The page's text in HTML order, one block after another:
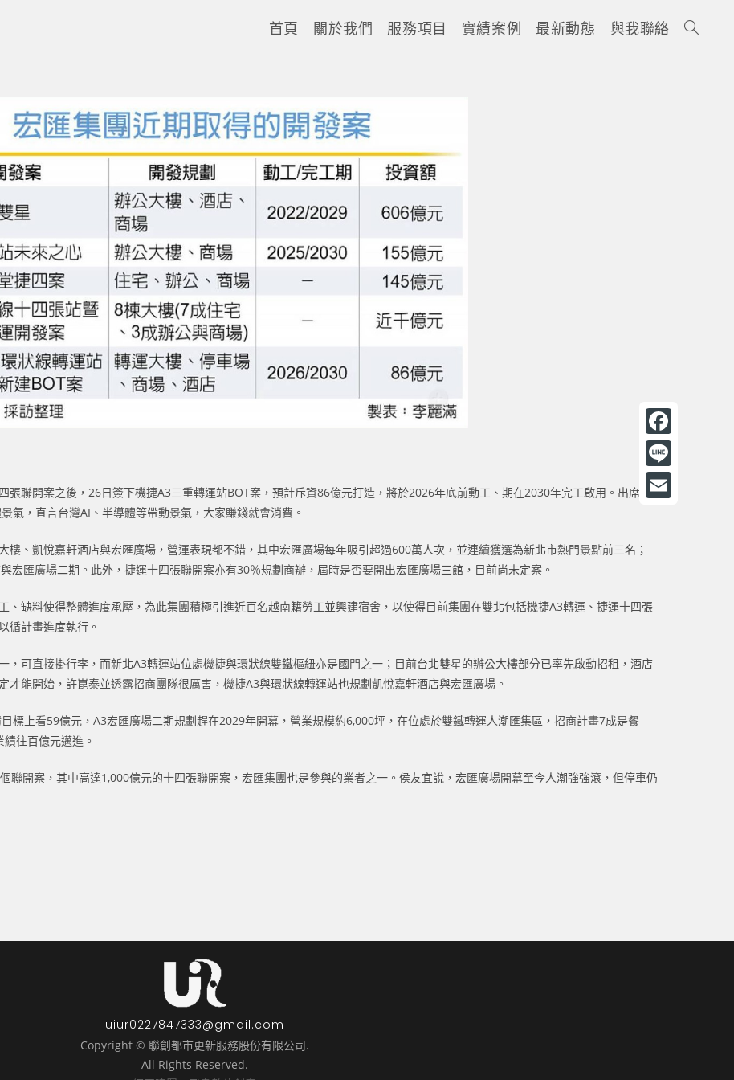
首頁 關於我們 服務項目 實績案例 最新動態 與我聯絡
張聯開案之後，26日簽下機捷A3三重轉運站BOT案，預計斥資86億元打造，將於2026年底前動工、期在2030年完工啟用。出席簽
氣，直言台灣AI、半導體等帶動景氣，大家賺錢就會消費。
、凱悅嘉軒酒店與宏匯廣場，營運表現都不錯，其中宏匯廣場每年吸引超過600萬人次，並連續獲選為新北市熱門景點前三名；
宏匯廣場二期。此外，捷運十四張聯開案亦有30％規劃商辦，屆時是否要開出宏匯廣場三館，目前尚未定案。
、缺料使得整體進度承壓，為此集團積極引進近百名越南籍勞工並興建宿舍，以使得目前集團在雙北包括機捷A3轉運、捷運十四張
循計畫進度執行。
，可直接掛行李，而新北A3轉運站位處機捷與環狀線雙鐵樞紐亦是國門之一；目前台北雙星的辦公大樓部分已率先啟動招租，酒店
能開始，許崑泰並透露招商團隊很厲害，機捷A3與環狀線轉運站也規劃凱悅嘉軒酒店與宏匯廣場。
標上看59億元，A3宏匯廣場二期規劃趕在2029年開幕，營業規模約6,000坪，在位處於雙鐵轉運人潮匯集區，招商計畫7成是餐
往百億元邁進。
聯開案，其中高達1,000億元的十四張聯開案，宏匯集團也是參與的業者之一。侯友宜說，宏匯廣場開幕至今人潮強強滾，但停車仍
uiur0227847333@gmail.com
Copyright © 聯創都市更新服務股份有限公司.
All Rights Reserved.
F
a
c
o
L
l